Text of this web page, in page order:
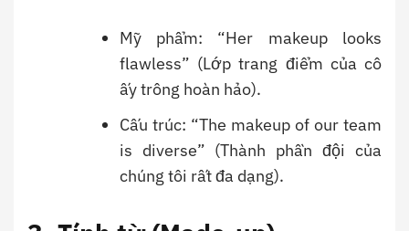
Mỹ phẩm: “Her makeup looks
flawless” (Lớp trang điểm của cô
ấy trông hoàn hảo).
Cấu trúc: “The makeup of our team
is diverse” (Thành phần đội của
chúng tôi rất đa dạng).